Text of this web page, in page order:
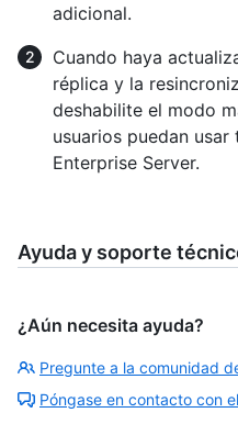
adicional.
Cuando haya
réplica y la
deshabilite el modo
usuarios puedan
Enterprise Server.
Ayuda y soporte
¿Aún necesita ayuda?
Pregunte a la comunidad
Póngase en contacto con